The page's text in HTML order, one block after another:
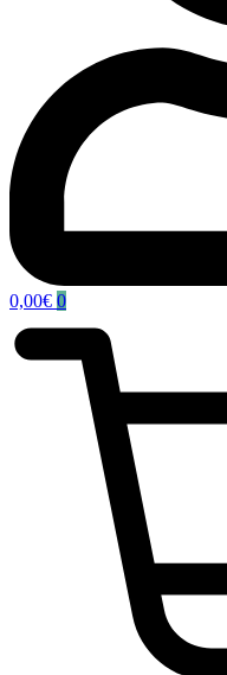
0,00€ 0